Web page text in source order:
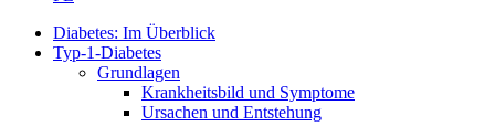
Diabetes: Im Überblick
Typ-1-Diabetes
Grundlagen
Krankheitsbild und Symptome
Ursachen und Entstehung